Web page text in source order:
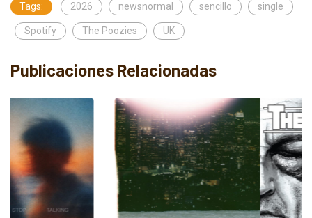
Tags: 2026 newsnormal sencillo single
Spotify The Poozies UK
Publicaciones Relacionadas